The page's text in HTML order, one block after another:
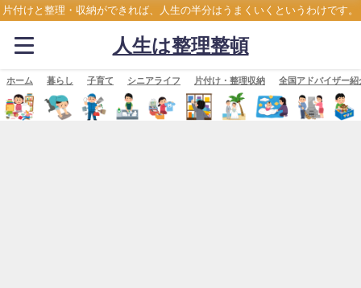
片付けと整理・収納ができれば、人生の半分はうまくいくというわけです。
人生は整理整頓
ホーム 暮らし 子育て シニアライフ 片付け・整理収納 全国アドバイザー紹